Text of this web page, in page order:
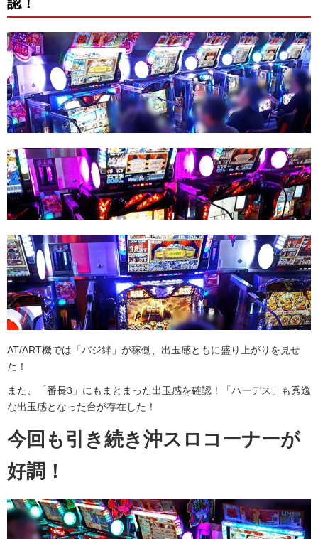
AT/ART機では「バジ絆」が稼働、出玉感ともに盛り上がりを見せ
た！
また、「番長3」にもまとまった出玉感を確認！「ハーデス」も秀逸
な出玉感となった台が存在した！
今回も引き続き沖スロコーナーが
好調！